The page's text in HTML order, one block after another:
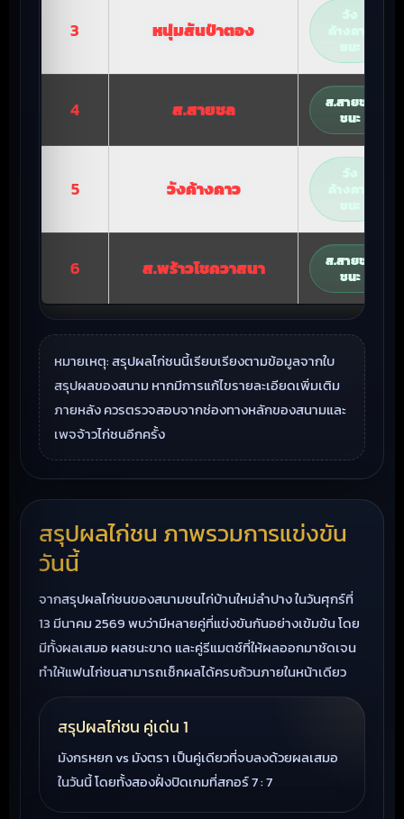
3 หนุ่มสันป่าตอง
4 ส.สายชล
ส.สายชล
ชนะ
5 วังค้างคาว
6 ส.พร้าวโชควาสนา
ส.สายชล
ชนะ
หมายเหตุ: สรุปผลไก่ชนนี้เรียบเรียงตามข้อมูลจากใบ
สรุปผลของสนาม หากมีการแก้ไขรายละเอียดเพิ่มเติม
ภายหลัง ควรตรวจสอบจากช่องทางหลักของสนามและ
เพจจ้าวไก่ชนอีกครั้ง
สรุปผลไก่ชน ภาพรวมการแข่งขัน
วันนี้
จากสรุปผลไก่ชนของสนามชนไก่บ้านใหม่ลำปาง ในวันศุกร์ที่
13 มีนาคม 2569 พบว่ามีหลายคู่ที่แข่งขันกันอย่างเข้มข้น โดย
มีทั้งผลเสมอ ผลชนะขาด และคู่รีแมตช์ที่ให้ผลออกมาชัดเจน
ทำให้แฟนไก่ชนสามารถเช็กผลได้ครบถ้วนภายในหน้าเดียว
สรุปผลไก่ชน คู่เด่น 1
มังกรหยก vs มังตรา เป็นคู่เดียวที่จบลงด้วยผลเสมอ
ในวันนี้ โดยทั้งสองฝั่งปิดเกมที่สกอร์ 7 : 7